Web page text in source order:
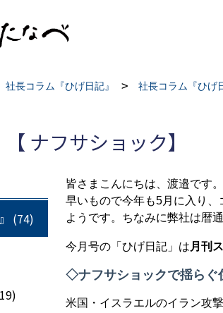
社長コラム『ひげ日記』 社長コラム『ひげ
ナフサショック】
皆さまこんにちは、渡邉です。
早いもので今年も5月に入り
ようです。ちなみに弊社は暦
今月号の「ひげ日記」は 月刊
◇ナフサショックで揺らぐ
米国・イスラエルのイラン攻
(74)